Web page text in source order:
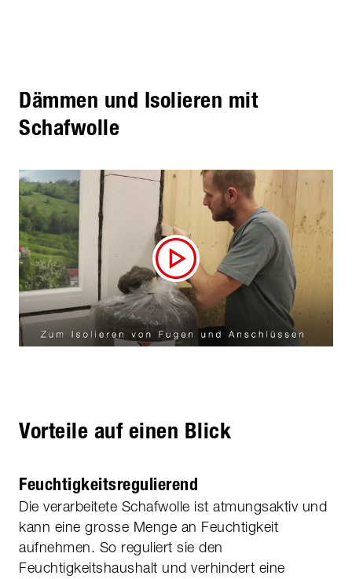
Dämmen und Isolieren mit
Schafwolle
Vorteile auf einen Blick
Feuchtigkeitsregulierend
Die verarbeitete Schafwolle ist atmungsaktiv und
kann eine grosse Menge an Feuchtigkeit
aufnehmen. So reguliert sie den
Feuchtigkeitshaushalt und verhindert eine